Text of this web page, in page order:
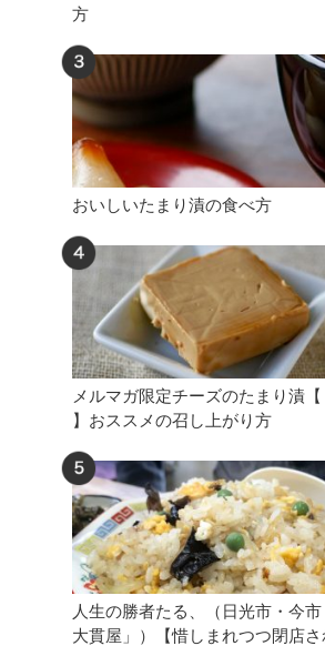
方
おいしいたまり漬の食べ方
メルマガ限定チーズのたまり漬
】おススメの召し上がり方
人生の勝者たる、（日光市・今
大貫屋」）【惜しまれつつ閉店さ